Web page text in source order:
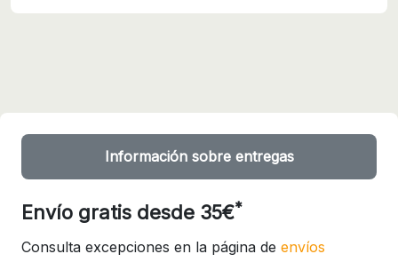
Información sobre entregas
Envío gratis desde 35€*
Consulta excepciones en la página de envíos